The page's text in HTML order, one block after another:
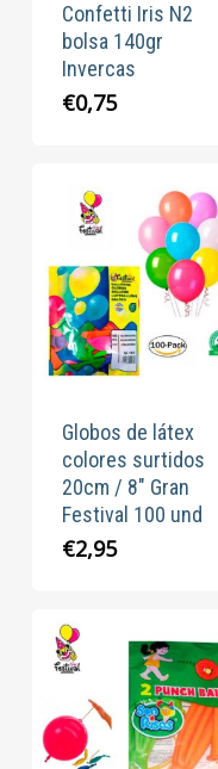
Confetti Iris N2
bolsa 140gr
Invercas
€0,75
Globos de látex
colores surtidos
20cm / 8″ Gran
Festival 100 und
€2,95